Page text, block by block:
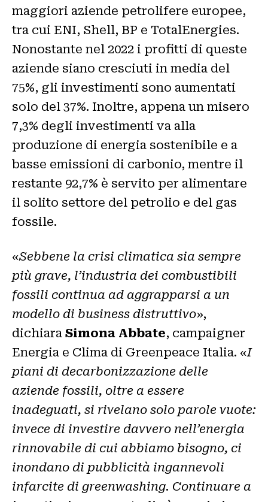
maggiori aziende petrolifere europee,
tra cui ENI, Shell, BP e TotalEnergies.
Nonostante nel 2022 i profitti di queste
aziende siano cresciuti in media del
75%, gli investimenti sono aumentati
solo del 37%. Inoltre, appena un misero
7,3% degli investimenti va alla
produzione di energia sostenibile e a
basse emissioni di carbonio, mentre il
restante 92,7% è servito per alimentare
il solito settore del petrolio e del gas
fossile.
«Sebbene la crisi climatica sia sempre
più grave, l’industria dei combustibili
fossili continua ad aggrapparsi a un
modello di business distruttivo»,
dichiara Simona Abbate, campaigner
Energia e Clima di Greenpeace Italia. «I
piani di decarbonizzazione delle
aziende fossili, oltre a essere
inadeguati, si rivelano solo parole vuote:
invece di investire davvero nell’energia
rinnovabile di cui abbiamo bisogno, ci
inondano di pubblicità ingannevoli
infarcite di greenwashing. Continuare a